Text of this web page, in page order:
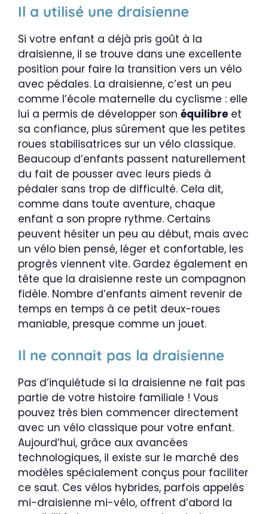
Il a utilisé une draisienne
Si votre enfant a déjà pris goût à la
draisienne, il se trouve dans une excellente
position pour faire la transition vers un vélo
avec pédales. La draisienne, c’est un peu
comme l’école maternelle du cyclisme : elle
lui a permis de développer son équilibre et
sa confiance, plus sûrement que les petites
roues stabilisatrices sur un vélo classique.
Beaucoup d’enfants passent naturellement
du fait de pousser avec leurs pieds à
pédaler sans trop de difficulté. Cela dit,
comme dans toute aventure, chaque
enfant a son propre rythme. Certains
peuvent hésiter un peu au début, mais avec
un vélo bien pensé, léger et confortable, les
progrès viennent vite. Gardez également en
tête que la draisienne reste un compagnon
fidèle. Nombre d’enfants aiment revenir de
temps en temps à ce petit deux-roues
maniable, presque comme un jouet.
Il ne connait pas la draisienne
Pas d’inquiétude si la draisienne ne fait pas
partie de votre histoire familiale ! Vous
pouvez très bien commencer directement
avec un vélo classique pour votre enfant.
Aujourd’hui, grâce aux avancées
technologiques, il existe sur le marché des
modèles spécialement conçus pour faciliter
ce saut. Ces vélos hybrides, parfois appelés
mi-draisienne mi-vélo, offrent d’abord la